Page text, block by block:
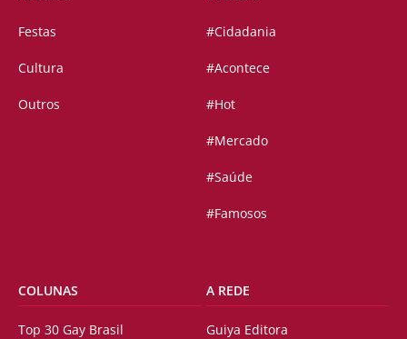
Festas
Cultura
Outros
#Cidadania
#Acontece
#Hot
#Mercado
#Saúde
#Famosos
COLUNAS
Top 30 Gay Brasil
A REDE
Guiya Editora